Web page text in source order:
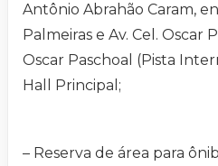
Antônio Abrahão Caram,
Palmeiras e Av. Cel. Oscar
Oscar Paschoal (Pista
Hall Principal;
– Reserva de área para